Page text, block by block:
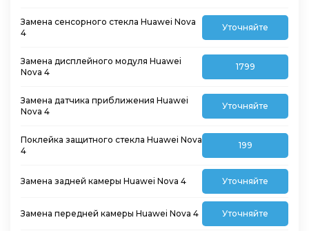
Замена сенсорного стекла Huawei Nova
4
Уточняйте
Замена дисплейного модуля Huawei
Nova 4
1799
Замена датчика приближения Huawei
Nova 4
Уточняйте
Поклейка защитного стекла Huawei Nova
4
199
Замена задней камеры Huawei Nova 4 Уточняйте
Замена передней камеры Huawei Nova 4 Уточняйте